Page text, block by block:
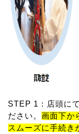
STEP 1：店頭に
ださい。 画面下か
スムーズに手続き